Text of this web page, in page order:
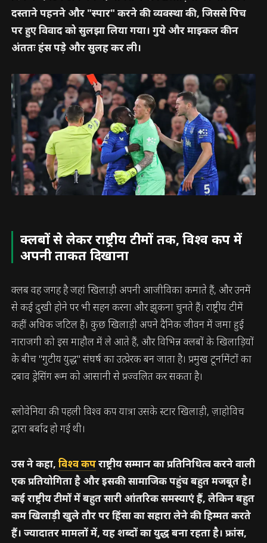
दस्ताने पहनने और "स्पार" करने की व्यवस्था की, जिससे पिच
पर हुए विवाद को सुलझा लिया गया। गुये और माइकल कीन
अंततः हंस पड़े और सुलह कर ली।
क्लबों से लेकर राष्ट्रीय टीमों तक, विश्व कप में
अपनी ताकत दिखाना
क्लब वह जगह है जहां खिलाड़ी अपनी आजीविका कमाते हैं, और उनमें
से कई दुखी होने पर भी सहन करना और झुकना चुनते हैं। राष्ट्रीय टीमें
कहीं अधिक जटिल हैं। कुछ खिलाड़ी अपने दैनिक जीवन में जमा हुई
नाराजगी को इस माहौल में ले आते हैं, और विभिन्न क्लबों के खिलाड़ियों
के बीच "गुटीय युद्ध" संघर्ष का उत्प्रेरक बन जाता है। प्रमुख टूर्नामेंटों का
दबाव ड्रेसिंग रूम को आसानी से प्रज्वलित कर सकता है।
स्लोवेनिया की पहली विश्व कप यात्रा उसके स्टार खिलाड़ी, ज़ाहोविच
द्वारा बर्बाद हो गई थी।
उस ने कहा,विश्व कपराष्ट्रीय सम्मान का प्रतिनिधित्व करने वाली
एक प्रतियोगिता है और इसकी सामाजिक पहुंच बहुत मजबूत है।
कई राष्ट्रीय टीमों में बहुत सारी आंतरिक समस्याएं हैं, लेकिन बहुत
कम खिलाड़ी खुले तौर पर हिंसा का सहारा लेने की हिम्मत करते
हैं। ज्यादातर मामलों में, यह शब्दों का युद्ध बना रहता है। फ्रांस,